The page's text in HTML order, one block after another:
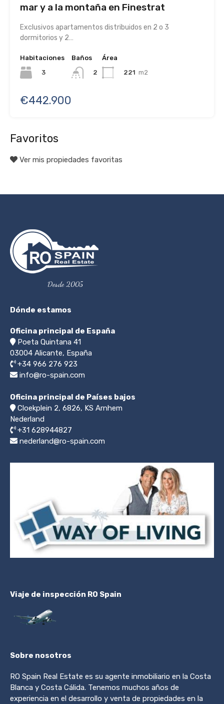
mar y a la montaña en Finestrat
Exclusivos apartamentos distribuidos en 2 o 3
dormitorios y 2…
Habitaciones
3
Baños
2
Área
221 m2
€442.900
Favoritos
Ver mis propiedades favoritas
Desde 2005
Dónde estamos
Oficina principal de España
Poeta Quintana 41
03004 Alicante, España
+34 966 276 923
info@ro-spain.com
Oficina principal de Países bajos
Cloekplein 2, 6826, KS Arnhem
Nederland
+31 628944827
nederland@ro-spain.com
Viaje de inspección RO Spain
Sobre nosotros
RO Spain Real Estate es su agente inmobiliario en la Costa
Blanca y Costa Cálida. Tenemos muchos años de
experiencia en el desarrollo y venta de propiedades en la